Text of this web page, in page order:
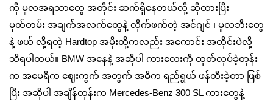
ကို မူလအရသာတွေ အတိုင်း ဆက်ရှိနေတယ်လို့ ဆိုထားပြီး
မှတ်တမ်း အချက်အလက်တွေနဲ့ လိုက်ဖက်တဲ့ အင်ဂျင် ၊ မူလဘီးတွေ
နဲ့ ဖယ် လို့ရတဲ့ Hardtop အမိုးတို့ကလည်း အကောင်း အတိုင်းပဲလို့
သိရပါတယ်။ BMW အနေနဲ့ အဆိုပါ ကားလေးကို ထုတ်လုပ်ခဲ့တုန်း
က အမေရိက ဈေးကွက် အတွက် အဓိက ရည်ရွယ် ဖန်တီးခဲ့တာ ဖြစ်
ပြီး အဆိုပါ အချိန်တုန်းက Mercedes-Benz 300 SL ကားတွေနဲ့